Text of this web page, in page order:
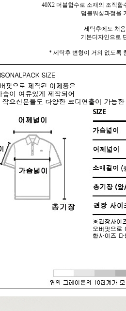
40X2 더블합수로 소재의 조직합
덤블워싱과정을
세탁후에도 처
기본디자인으로
* 세탁후 변형이 거의 없도록